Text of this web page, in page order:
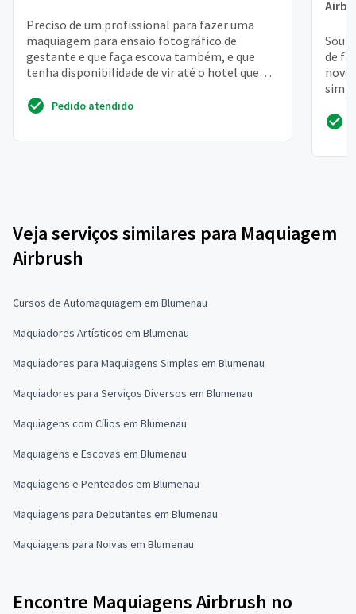
Preciso de um profissional para fazer uma
maquiagem para ensaio fotográfico de
gestante e que faça escova também, e que
tenha disponibilidade de vir até o hotel que
Pedido atendido
Sou
de
Veja serviços similares para Maquiagem
Airbrush
Cursos de Automaquiagem em Blumenau
Maquiadores Artísticos em Blumenau
Maquiadores para Maquiagens Simples em Blumenau
Maquiadores para Serviços Diversos em Blumenau
Maquiagens com Cílios em Blumenau
Maquiagens e Escovas em Blumenau
Maquiagens e Penteados em Blumenau
Maquiagens para Debutantes em Blumenau
Maquiagens para Noivas em Blumenau
Encontre Maquiagens Airbrush no